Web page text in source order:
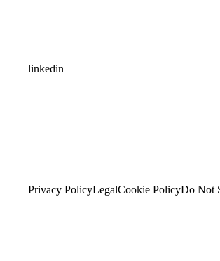
linkedin
Privacy PolicyLegalCookie PolicyDo Not